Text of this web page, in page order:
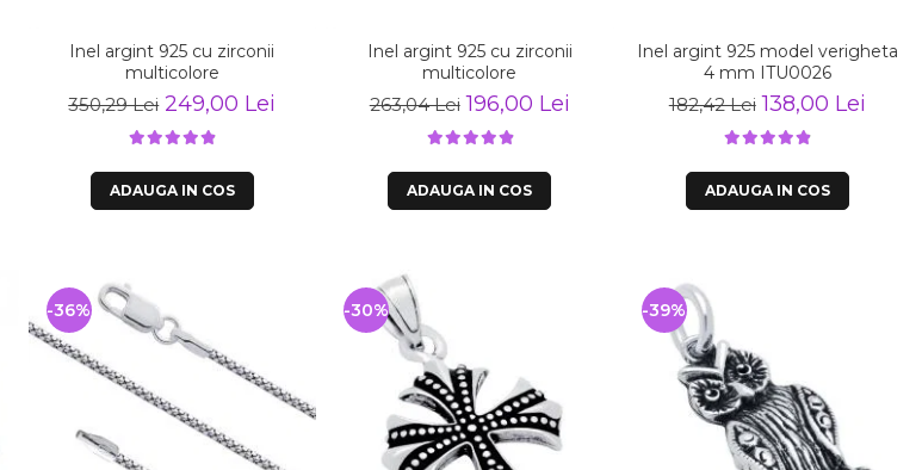
Inel argint 925 cu zirconii
multicolore
350,29 Lei 249,00 Lei
ADAUGA IN COS
Inel argint 925 cu zirconii
multicolore
263,04 Lei 196,00 Lei
ADAUGA IN COS
Inel argint 925 model verigheta
4 mm ITU0026
182,42 Lei 138,00 Lei
ADAUGA IN COS
-36% -30% -39%